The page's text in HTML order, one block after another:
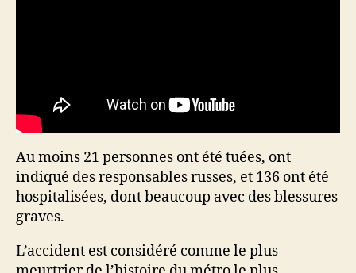
Au moins 21 personnes ont été tuées, ont
indiqué des responsables russes, et 136 ont été
hospitalisées, dont beaucoup avec des blessures
graves.
L’accident est considéré comme le plus